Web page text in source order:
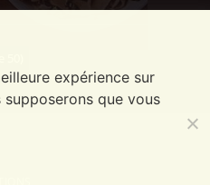
expérience sur
que vous